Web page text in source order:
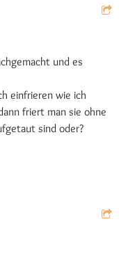
und es
einfrieren wie ich
friert man sie ohne
sind oder?